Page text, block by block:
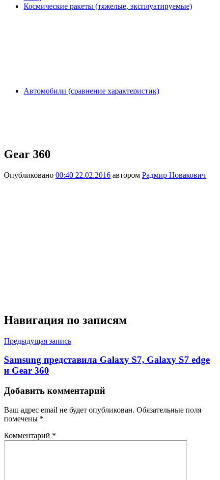
Космические ракеты (тяжелые, эксплуатируемые)
Автомобили (сравнение характеристик)
Gear 360
Опубликовано 00:40 22.02.2016 автором Радмир Новакович
Навигация по записям
Предыдущая запись
Samsung представила Galaxy S7, Galaxy S7 edge
и Gear 360
Добавить комментарий
Ваш адрес email не будет опубликован. Обязательные поля
помечены *
Комментарий *